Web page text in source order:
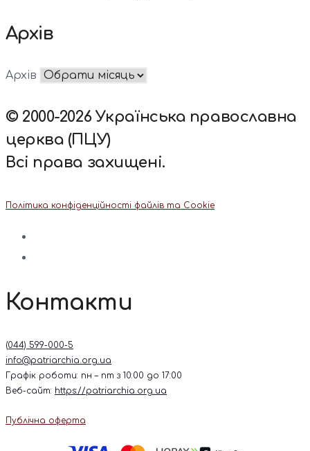
Архів
Архів
© 2000-2026 Українська православна
церква (ПЦУ)
Всі права захищені.
Політика конфіденційності файлів та Cookie
Контакти
(044) 599-000-5
info@patriarchia.org.ua
Графік роботи: пн – пт з 10:00 до 17:00
Веб-сайт: https://patriarchia.org.ua
Публічна оферта